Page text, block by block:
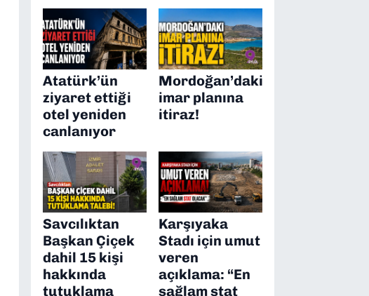
Atatürk’ün
ziyaret ettiği
otel yeniden
canlanıyor
Mordoğan’daki
imar planına
itiraz!
Savcılıktan
Başkan Çiçek
dahil 15 kişi
hakkında
tutuklama
Karşıyaka
Stadı için umut
veren
açıklama: “En
sağlam stat